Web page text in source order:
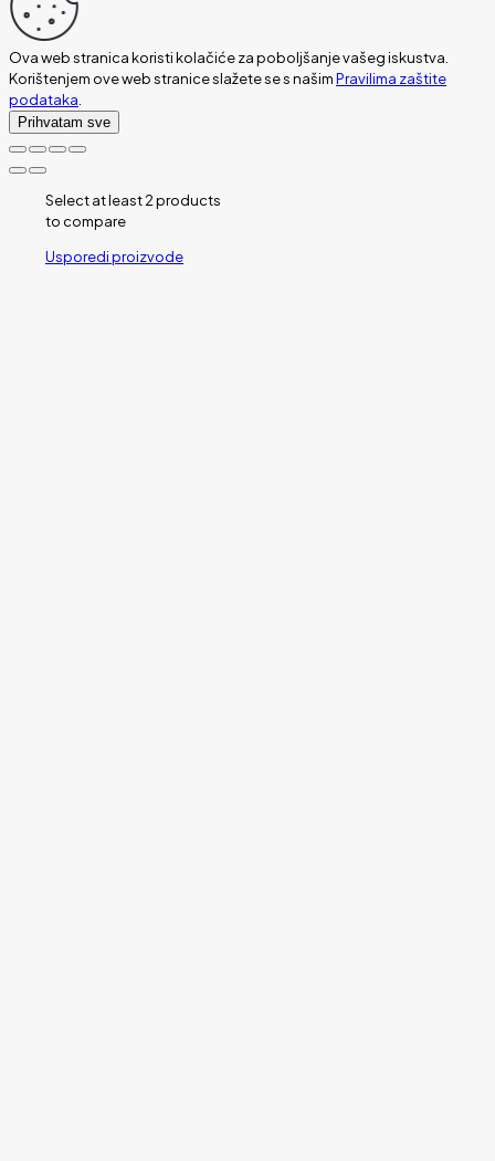
Ova web stranica koristi kolačiće za poboljšanje vašeg iskustva.
Korištenjem ove web stranice slažete se s našimPravilima zaštite
podataka.
Prihvatam sve
Select at least 2 products
to compare
Usporedi proizvode